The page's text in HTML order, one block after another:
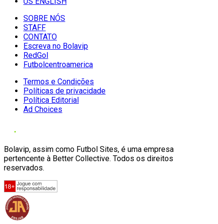
SOBRE NÓS
STAFF
CONTATO
Escreva no Bolavip
RedGol
Futbolcentroamerica
Termos e Condições
Políticas de privacidade
Política Editorial
Ad Choices
Bolavip, assim como Futbol Sites, é uma empresa
pertencente à Better Collective. Todos os direitos
reservados.